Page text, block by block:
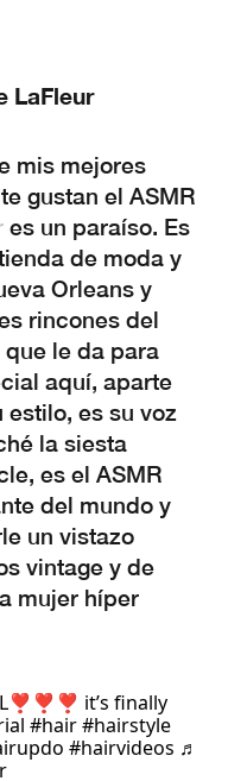
LaFleur
mis mejores
gustan el ASMR
es un paraíso. Es
de moda y
Orleans y
rincones del
que le da para
aquí, aparte
estilo, es su voz
la siesta
es el ASMR
del mundo y
un vistazo
vintage y de
mujer híper
it’s finally
#hair#hairstyle
#hairvideos ♬